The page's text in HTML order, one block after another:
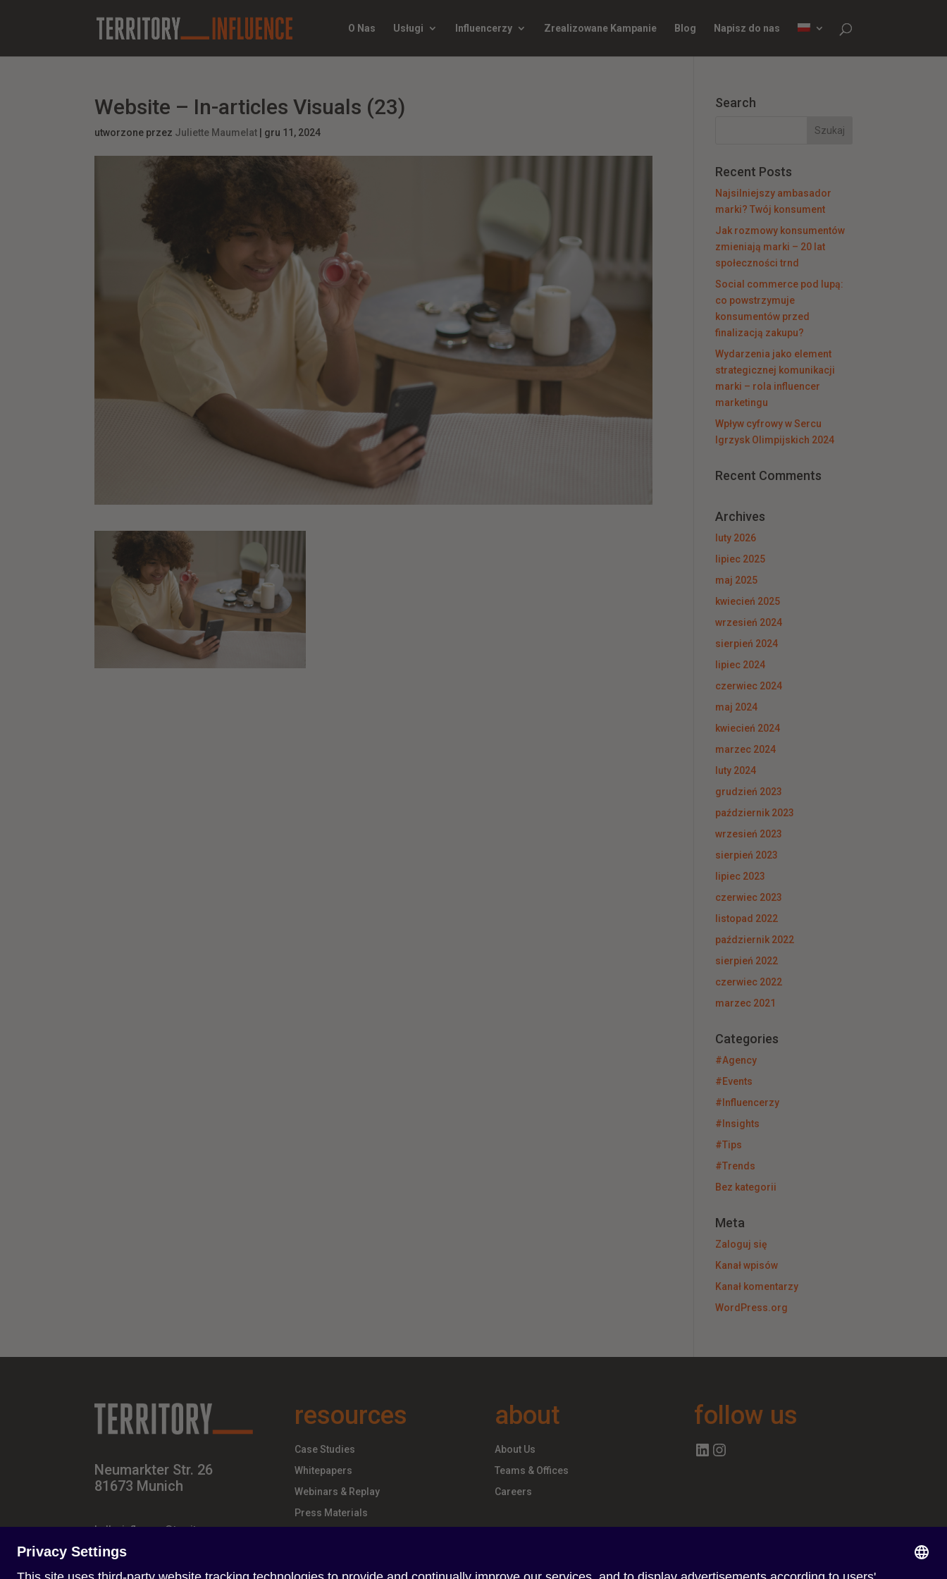
O Nas Usługi Influencerzy Zrealizowane Kampanie Blog Napisz do nas
Website – In-articles Visuals (23)
utworzone przez Juliette Maumelat gru 11, 2024
Search
Recent Posts
Najsilniejszy ambasador
marki? Twój konsument
Jak rozmowy konsumentów
zmieniają marki – 20 lat
społeczności trnd
Social commerce pod lupą:
co powstrzymuje
konsumentów przed
finalizacją zakupu?
Wydarzenia jako element
strategicznej komunikacji
marki – rola influencer
marketingu
Wpływ cyfrowy w Sercu
Igrzysk Olimpijskich 2024
Recent Comments
Archives
luty 2026
lipiec 2025
maj 2025
kwiecień 2025
wrzesień 2024
sierpień 2024
lipiec 2024
czerwiec 2024
maj 2024
kwiecień 2024
marzec 2024
luty 2024
grudzień 2023
październik 2023
wrzesień 2023
sierpień 2023
lipiec 2023
czerwiec 2023
listopad 2022
październik 2022
sierpień 2022
czerwiec 2022
marzec 2021
Categories
#Agency
#Events
#Influencerzy
#Insights
#Tips
#Trends
Bez kategorii
Meta
Zaloguj się
Kanał wpisów
Kanał komentarzy
WordPress.org
Neumarkter Str. 26
81673 Munich
hello-influence@territory.group
+49 (0) 89 – 437 210 – 00
resources
Case Studies
Whitepapers
Webinars & Replay
Press Materials
about
About Us
Teams & Offices
Careers
follow us
Follow us on Linkedin
Follow us on Instagram